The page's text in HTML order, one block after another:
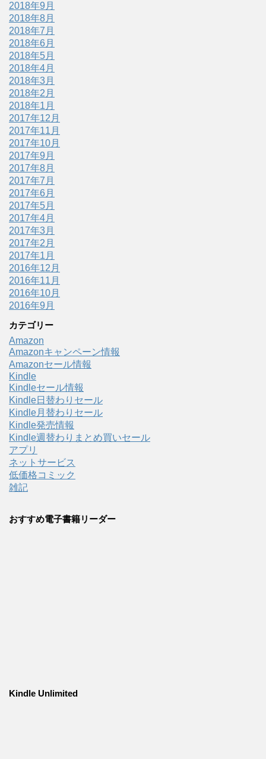
2018年9月
2018年8月
2018年7月
2018年6月
2018年5月
2018年4月
2018年3月
2018年2月
2018年1月
2017年12月
2017年11月
2017年10月
2017年9月
2017年8月
2017年7月
2017年6月
2017年5月
2017年4月
2017年3月
2017年2月
2017年1月
2016年12月
2016年11月
2016年10月
2016年9月
カテゴリー
Amazon
Amazonキャンペーン情報
Amazonセール情報
Kindle
Kindleセール情報
Kindle日替わりセール
Kindle月替わりセール
Kindle発売情報
Kindle週替わりまとめ買いセール
アプリ
ネットサービス
低価格コミック
雑記
おすすめ電子書籍リーダー
Kindle Unlimited